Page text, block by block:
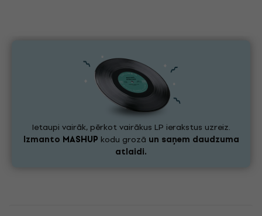
Ietaupi vairāk, pērkot vairākus LP ierakstus uzreiz.
Izmanto MASHUP kodu grozā un saņem daudzuma
atlaidi.